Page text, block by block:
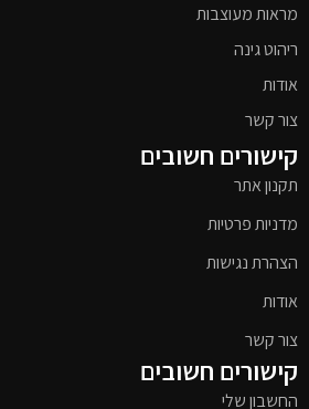
מראות מעוצבות
ריהוט גינה
אודות
צור קשר
קישורים חשובים
תקנון אתר
מדניות פרטיות
הצהרת נגישות
אודות
צור קשר
קישורים חשובים
החשבון שלי